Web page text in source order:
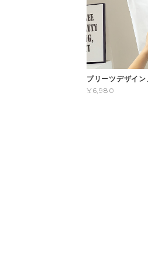
プリーツデザイ
¥6,980